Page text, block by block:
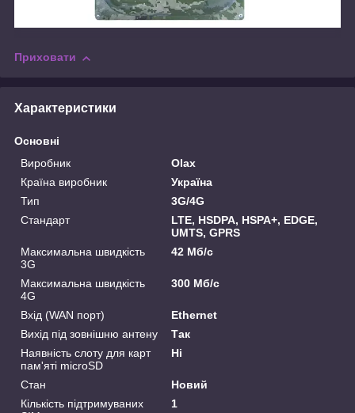
Приховати
Характеристики
Основні
Виробник
Olax
Країна виробник
Україна
Тип
3G/4G
Стандарт
LTE, HSDPA, HSPA+, EDGE,
UMTS, GPRS
Максимальна швидкість
3G
42 Мб/с
Максимальна швидкість
4G
300 Мб/с
Вхід (WAN порт)
Ethernet
Вихід під зовнішню антену
Так
Наявність слоту для карт
пам'яті microSD
Ні
Стан
Новий
Кількість підтримуваних
1